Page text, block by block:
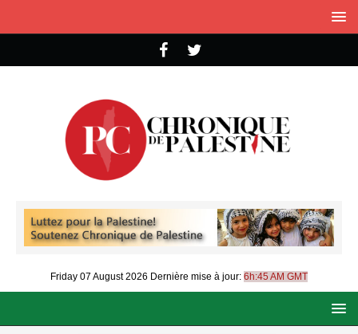
Friday 07 August 2026 Dernière mise à jour: 6h:45 AM GMT